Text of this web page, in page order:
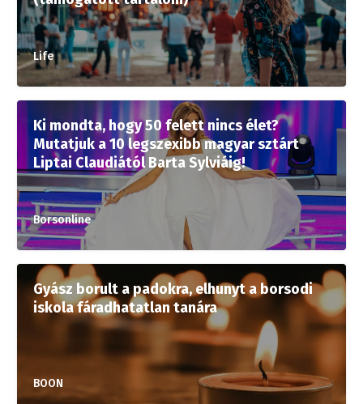
Life
Ki mondta, hogy 50 felett nincs élet?
Mutatjuk a 10 legszexibb magyar sztárt
Liptai Claudiától Barta Sylviáig!
Borsonline
Gyász borult a padokra, elhunyt a borsodi
iskola fáradhatatlan tanára
BOON